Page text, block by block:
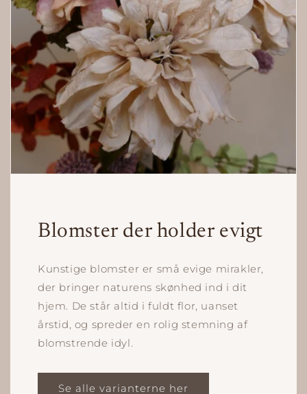
Blomster der holder evigt
Kunstige blomster er små evige mirakler,
der bringer naturens skønhed ind i dit
hjem. De står altid i fuldt flor, uanset
årstid, og spreder en rolig stemning af
blomstrende idyl.
Se alle varianterne her